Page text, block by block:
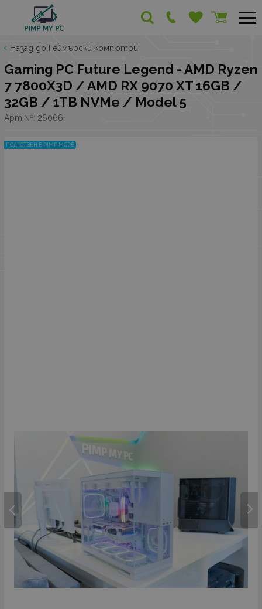
Назад до Геймърски компютри
Gaming PC Future Legend - AMD Ryzen
7 7800X3D / AMD RX 9070 XT 16GB /
32GB / 1TB NVMe / Model 5
Арт.№: 26066
ПОДГОТВЕН В PIMP MODE